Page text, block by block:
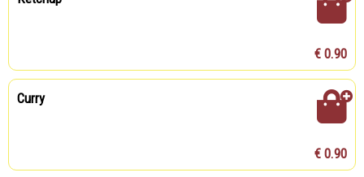
€ 0.90
Curry
€ 0.90